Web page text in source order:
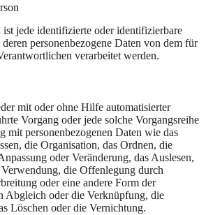
ist jede identifizierte oder identifizierbare
personenbezogene Daten von dem für
verarbeitet werden.
mit oder ohne Hilfe automatisierter
Vorgang oder jede solche Vorgangsreihe
mit personenbezogenen Daten wie das
die Organisation, das Ordnen, die
oder Veränderung, das Auslesen,
die Offenlegung durch
oder eine andere Form der
Abgleich oder die Verknüpfung, die
Löschen oder die Vernichtung.